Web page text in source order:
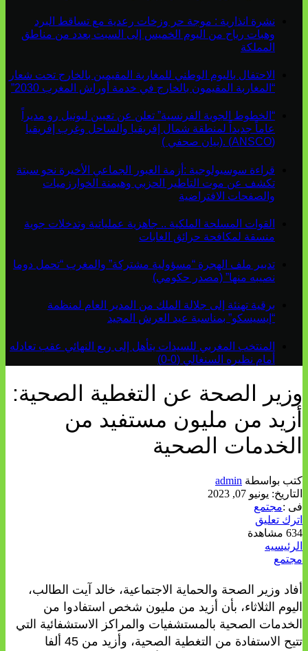
نشرة انذارية : موجة حر وزخات رعدية مع تساقط البرد
وهبات رياح من اليوم الخميس إلى السبت بعدد من مناطق
المملكة
الاحتفال باليوم الوطني للمغاربة المقيمين بالخارج تحت شعار
“المغاربة المقيمون بالخارج في خدمة أوراش المغرب 2030”
“الخطوط الجوية الفرنسية” تعلن عن تعيين ليونيل رو مديراً
عاماً جديداً لمنطقة شمال إفريقيا والساحل وغرب إفريقيا
(ANSCO) .(بيان صحفي )
قراءة سوسيولوجية :أزمة العبور الجماعي الأخيرة نحو سبتة
تكشف عن موت التاطير الحزبي وهيمنة الخوارزميات
والصفحات الافتراضية
القوات المسلحة الملكية .. جاهزية عملياتية وتدخلات جوية
منسقة لمكافحة حرائق الغابات
تدبير ملف الهجرة “مسؤولية مشتركة” والمغرب “تحمل دوما
نصيبه منها” (مصدر حكومي)
برقية تهنئة إلى جلالة الملك من المدير العام لمنظمة
“إيسيسكو” بمناسبة عيد العرش المجيد
المنتخب المغربي للسيدات يتأهل إلى ربع النهائي عقب تعادله
أمام نظيره السنغالي (0-0)
وزير الصحة عن التغطية الصحية:
أزيد من مليون مستفيد من
الخدمات الصحية
كتب بواسطة admin
التاريخ: يونيو 07, 2023
فى :مجتمع
اترك تعليق
634 مشاهدة
الرئيسيه
مجتمع
أفاد وزير الصحة والحماية الاجتماعية، خالد آيت الطالب،
اليوم الثلاثاء، بأن أزيد من مليون شخص استفادوا من
الخدمات الصحية بالمستشفيات والمراكز الاستشفائية التي
تتيح الاستفادة من التغطية الصحية، وأزيد من 45 ألفا